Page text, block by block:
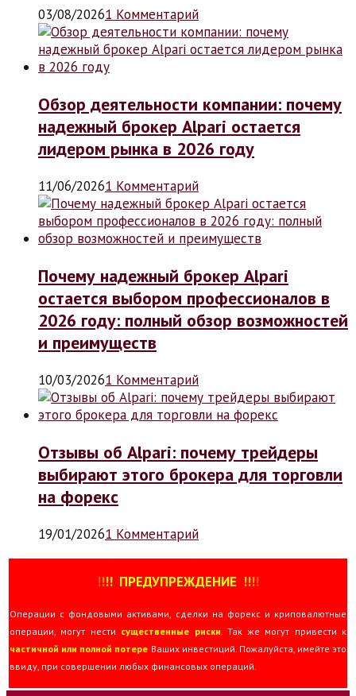
03/08/20261 Комментарий
Обзор деятельности компании: почему
надежный брокер Alpari остается
лидером рынка в 2026 году
11/06/20261 Комментарий
Почему надежный брокер Alpari
остается выбором профессионалов в
2026 году: полный обзор возможностей
и преимуществ
10/03/20261 Комментарий
Отзывы об Alpari: почему трейдеры
выбирают этого брокера для торговли
на форекс
19/01/20261 Комментарий
!!!! ПРЕДУПРЕЖДЕНИЕ !!!!
Операции с фондовыми активами, сделки на форекс и криповалютные
операции, могут нести существенные риски . Так же могут привести к
частичной или полной потере Ваших инвестиций. Пожалуйста, имейте это
ввиду, при совершении любых финансовых операций.